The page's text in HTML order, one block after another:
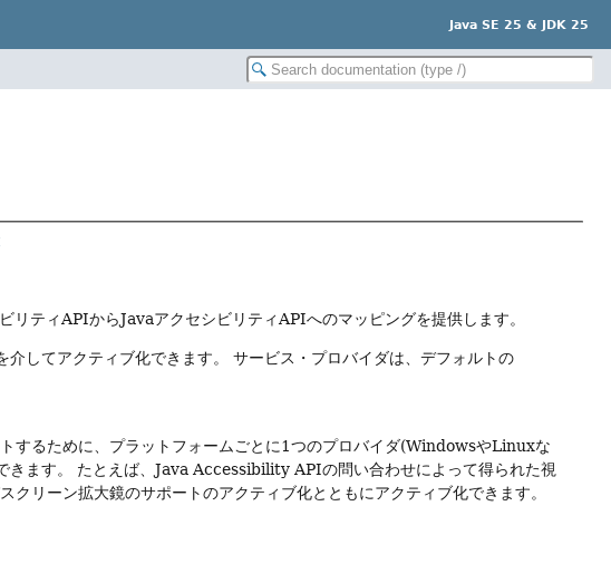
Java SE 25 & JDK 25
ティAPIからJavaアクセシビリティAPIへのマッピングを提供します。
介してアクティブ化できます。
サービス・プロバイダは、デフォルトの
するために、プラットフォームごとに1つのプロバイダ(WindowsやLinuxな
ます。
たとえば、Java Accessibility APIの問い合わせによって得られた視
リーン拡大鏡のサポートのアクティブ化とともにアクティブ化できます。